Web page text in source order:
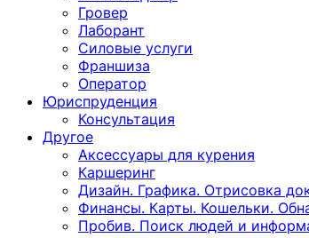
Гровер
Лаборант
Силовые услуги
Франшиза
Оператор
Юриспруденция
Консультация
Другoе
Аксессуары для курения
Каршеринг
Дизайн. Графика. Отрисовка
Финансы. Карты. Кошельки.
Пробив. Поиск людей и